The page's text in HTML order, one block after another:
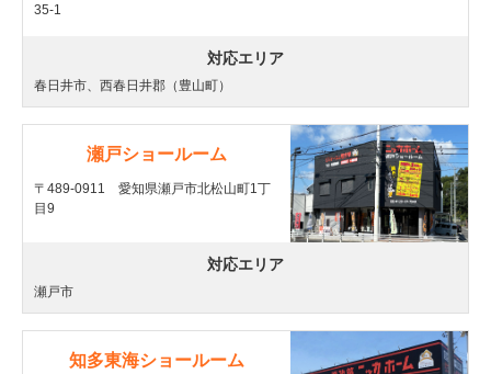
35-1
対応エリア
春日井市、西春日井郡（豊山町）
瀬戸ショールーム
〒489-0911 愛知県瀬戸市北松山町1丁
目9
対応エリア
瀬戸市
知多東海ショールーム